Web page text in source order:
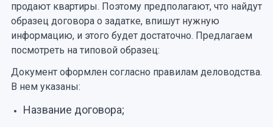
продают квартиры. Поэтому предполагают, что найдут
образец договора о задатке, впишут нужную
информацию, и этого будет достаточно. Предлагаем
посмотреть на типовой образец:
Документ оформлен согласно правилам деловодства.
В нем указаны:
Название договора;